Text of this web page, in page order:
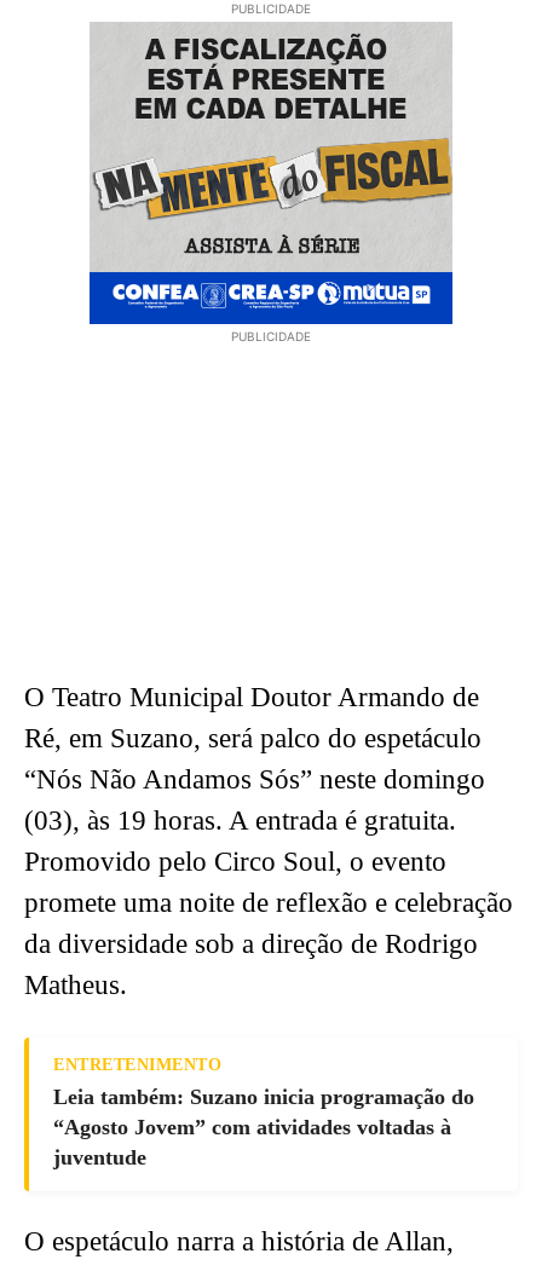
PUBLICIDADE
PUBLICIDADE
O Teatro Municipal Doutor Armando de
Ré, em Suzano, será palco do espetáculo
“Nós Não Andamos Sós” neste domingo
(03), às 19 horas. A entrada é gratuita.
Promovido pelo Circo Soul, o evento
promete uma noite de reflexão e celebração
da diversidade sob a direção de Rodrigo
Matheus.
ENTRETENIMENTO
Leia também: Suzano inicia programação do
“Agosto Jovem” com atividades voltadas à
juventude
O espetáculo narra a história de Allan,